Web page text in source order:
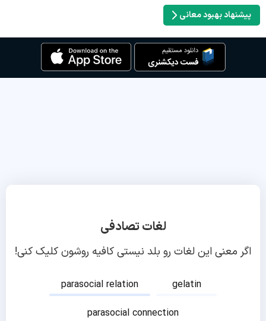
پیشنهاد بهبود معانی
لغات تصادفی
اگر معنی این لغات رو بلد نیستی کافیه روشون کلیک کنی!
parasocial relation
gelatin
parasocial connection